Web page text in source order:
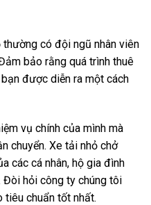
có đội ngũ nhân viên
bảo rằng quá trình thuê
được diễn ra một cách
vụ chính của mình mà
chuyển. Xe tải nhỏ chở
các cá nhân, hộ gia đình
Đòi hỏi công ty chúng tôi
tiêu chuẩn tốt nhất.